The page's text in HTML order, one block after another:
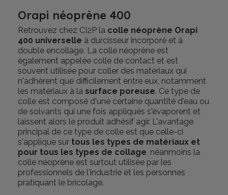
Orapi néoprène 400
Retrouvez chez CI2P la colle néoprène Orapi
400 universelle à durcisseur incorporé et à
double encollage. La colle néoprène est
également appelée colle de contact et est
souvent utilisée pour coller des matériaux qui
n'adhèrent que difficilement entre eux, notamment
les matériaux à la surface poreuse. Ce type de
colle est composé d'une certaine quantité d'eau ou
de solvants qui une fois appliqués s'évaporent et
laissent alors le produit adhésif agir. L'avantage
principal de ce type de colle est que celle-ci
s'applique sur tous les types de matériaux et
pour tous les types de collage, néanmoins la
colle néoprène est surtout utilisée par les
professionnels de l'industrie et les personnes
pratiquant le bricolage.